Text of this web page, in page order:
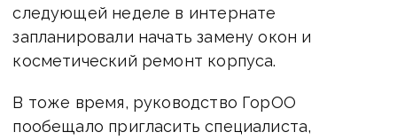
следующей неделе в интернате
запланировали начать замену окон и
косметический ремонт корпуса.
В тоже время, руководство ГорОО
пообещало пригласить специалиста,